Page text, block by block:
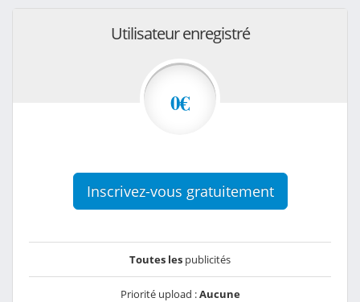
Utilisateur enregistré
0€
Inscrivez-vous gratuitement
Toutes les publicités
Priorité upload :Aucune